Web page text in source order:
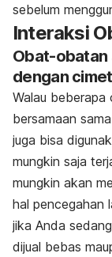
sebelum
Interaksi
Obat-obatan
dengan
Walau
bersamaan
juga bisa
mungkin saja
mungkin akan
hal pencegahan
jika Anda
dijual bebas